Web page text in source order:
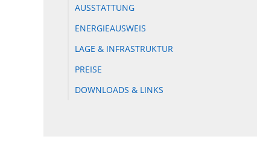
AUSSTATTUNG
ENERGIEAUSWEIS
LAGE & INFRASTRUKTUR
PREISE
DOWNLOADS & LINKS